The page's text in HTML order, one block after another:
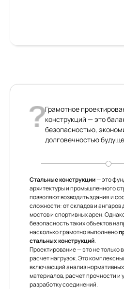
Грамотное
конструкций — это
безопасностью,
долговечностью
Стальные конструкции— это
архитектуры и промышленного
позволяют возводить здания и
сложности: от складов и ангаров
мостов и спортивных арен.
безопасность таких объектов
насколько грамотно выполнено
стальных конструкций.
Проектирование — это не только
расчет нагрузок. Это
включающий анализ
материалов, расчет прочности и
разработку соединений.